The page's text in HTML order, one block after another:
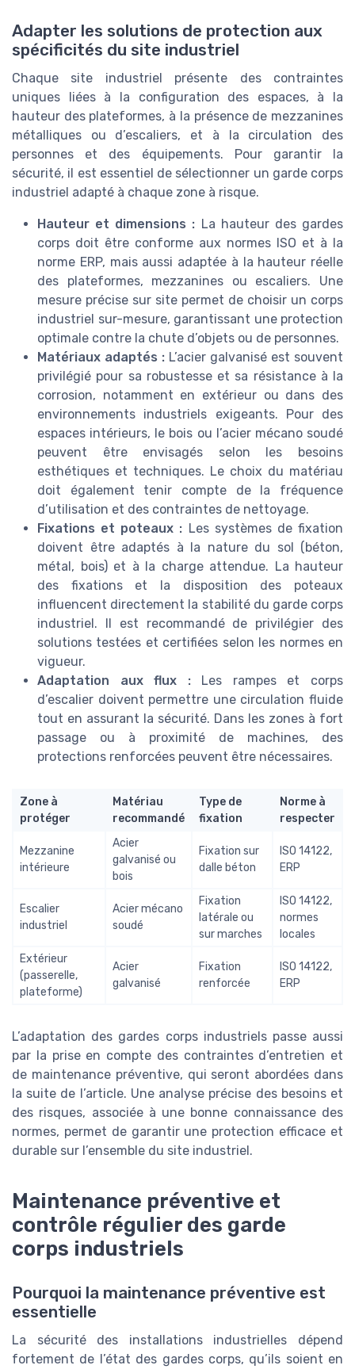
Adapter les solutions de protection aux
spécificités du site industriel
Chaque site industriel présente des contraintes
uniques liées à la configuration des espaces, à la
hauteur des plateformes, à la présence de mezzanines
métalliques ou d’escaliers, et à la circulation des
personnes et des équipements. Pour garantir la
sécurité, il est essentiel de sélectionner un garde corps
industriel adapté à chaque zone à risque.
Hauteur et dimensions : La hauteur des gardes
corps doit être conforme aux normes ISO et à la
norme ERP, mais aussi adaptée à la hauteur réelle
des plateformes, mezzanines ou escaliers. Une
mesure précise sur site permet de choisir un corps
industriel sur-mesure, garantissant une protection
optimale contre la chute d’objets ou de personnes.
Matériaux adaptés : L’acier galvanisé est souvent
privilégié pour sa robustesse et sa résistance à la
corrosion, notamment en extérieur ou dans des
environnements industriels exigeants. Pour des
espaces intérieurs, le bois ou l’acier mécano soudé
peuvent être envisagés selon les besoins
esthétiques et techniques. Le choix du matériau
doit également tenir compte de la fréquence
d’utilisation et des contraintes de nettoyage.
Fixations et poteaux : Les systèmes de fixation
doivent être adaptés à la nature du sol (béton,
métal, bois) et à la charge attendue. La hauteur
des fixations et la disposition des poteaux
influencent directement la stabilité du garde corps
industriel. Il est recommandé de privilégier des
solutions testées et certifiées selon les normes en
vigueur.
Adaptation aux flux :Les rampes et corps
d’escalier doivent permettre une circulation fluide
tout en assurant la sécurité. Dans les zones à fort
passage ou à proximité de machines, des
protections renforcées peuvent être nécessaires.
Zone à
protéger
Matériau
recommandé
Type de
fixation
Norme à
respecter
Mezzanine
intérieure
Acier
galvanisé ou
bois
Fixation sur
dalle béton
ISO 14122,
ERP
Escalier
industriel
Acier mécano
soudé
Fixation
latérale ou
sur marches
ISO 14122,
normes
locales
Extérieur
(passerelle,
plateforme)
Acier
galvanisé
Fixation
renforcée
ISO 14122,
ERP
L’adaptation des gardes corps industriels passe aussi
par la prise en compte des contraintes d’entretien et
de maintenance préventive, qui seront abordées dans
la suite de l’article. Une analyse précise des besoins et
des risques, associée à une bonne connaissance des
normes, permet de garantir une protection efficace et
durable sur l’ensemble du site industriel.
Maintenance préventive et
contrôle régulier des garde
corps industriels
Pourquoi la maintenance préventive est
essentielle
La sécurité des installations industrielles dépend
fortement de l’état des gardes corps, qu’ils soient en